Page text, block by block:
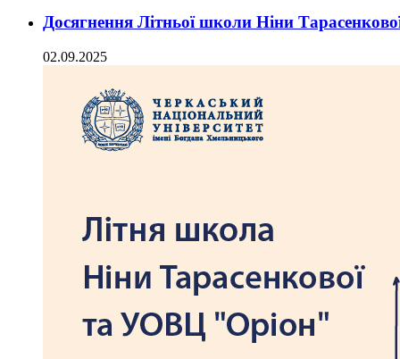
Досягнення Літньої школи Ніни
02.09.2025